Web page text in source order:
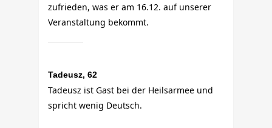
zufrieden, was er am 16.12. auf unserer
Veranstaltung bekommt.
Tadeusz, 62
Tadeusz ist Gast bei der Heilsarmee und
spricht wenig Deutsch.